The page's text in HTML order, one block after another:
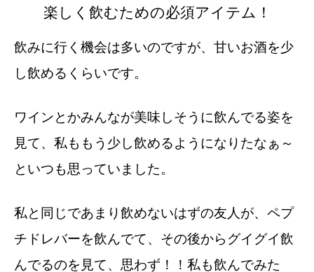
楽しく飲むための必須アイテム！
飲みに行く機会は多いのですが、甘いお酒を少
し飲めるくらいです。
ワインとかみんなが美味しそうに飲んでる姿を
見て、私ももう少し飲めるようになりたなぁ～
といつも思っていました。
私と同じであまり飲めないはずの友人が、ペプ
チドレバーを飲んでて、その後からグイグイ飲
んでるのを見て、思わず！！私も飲んでみた